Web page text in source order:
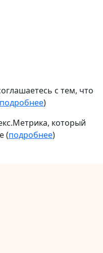
с тем, что
подробнее)
который
(подробнее)